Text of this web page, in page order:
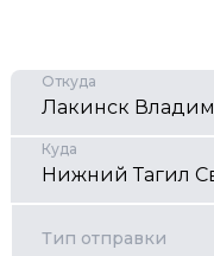
Откуда
Куда
Тип отправки